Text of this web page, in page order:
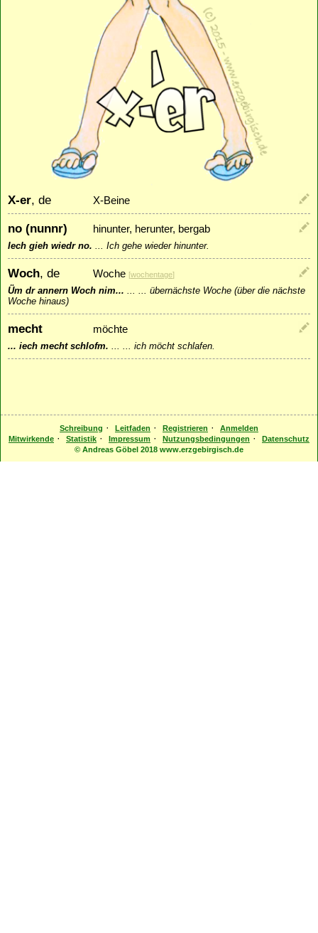
X-er, de X-Beine
no (nunnr) hinunter, herunter, bergab
Iech gieh wiedr no. Ich gehe wieder hinunter.
Woch, de Woche [wochentage]
Üm dr annern Woch nim...
... übernächste Woche (über die nächste
Woche hinaus)
mecht möchte
... iech mecht schlofm. ... ich möcht schlafen.
Schreibung · Leitfaden · Registrieren ·
Anmelden
Mitwirkende · Statistik · Impressum · Nutzungsbedingungen ·
Datenschutz
© Andreas Göbel 2018 www.erzgebirgisch.de